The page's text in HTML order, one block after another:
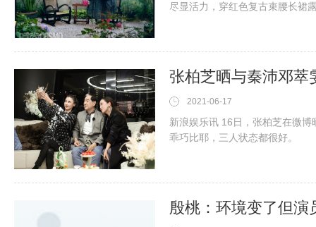
尽显活力，穿红色复古束腰长裙
张柏芝晒与秦沛邓萃
2021-06-17
新浪娱乐讯 16日，张柏芝在微
乖巧比耶，三人状态都很好。